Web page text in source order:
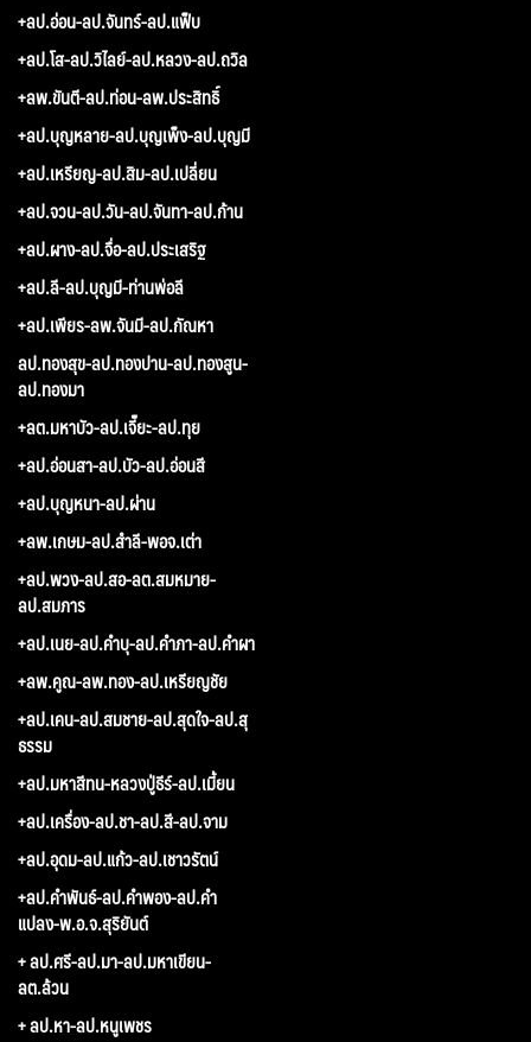
+ลป.อ่อน-ลป.จันทร์-ลป.แฟ็บ
+ลป.โส-ลป.วิไลย์-ลป.หลวง-ลป.ถวิล
+ลพ.ขันตี-ลป.ท่อน-ลพ.ประสิทธิ์
+ลป.บุญหลาย-ลป.บุญเพ็ง-ลป.บุญมี
+ลป.เหรียญ-ลป.สิม-ลป.เปลี่ยน
+ลป.จวน-ลป.วัน-ลป.จันทา-ลป.ก้าน
+ลป.ผาง-ลป.จื่อ-ลป.ประเสริฐ
+ลป.ลี-ลป.บุญมี-ท่านพ่อลี
+ลป.เพียร-ลพ.จันมี-ลป.กัณหา
ลป.ทองสุข-ลป.ทองปาน-ลป.ทองสูน-
ลป.ทองมา
+ลต.มหาบัว-ลป.เจี๊ยะ-ลป.ทุย
+ลป.อ่อนสา-ลป.บัว-ลป.อ่อนสี
+ลป.บุญหนา-ลป.ผ่าน
+ลพ.เกษม-ลป.สำลี-พอจ.เต่า
+ลป.พวง-ลป.สอ-ลต.สมหมาย-
ลป.สมภาร
+ลป.เนย-ลป.คำบุ-ลป.คำภา-ลป.คำผา
+ลพ.คูณ-ลพ.ทอง-ลป.เหรียญชัย
+ลป.เคน-ลป.สมชาย-ลป.สุดใจ-ลป.สุ
ธรรม
+ลป.มหาสีทน-หลวงปู่ธีร์-ลป.เมี้ยน
+ลป.เครื่อง-ลป.ชา-ลป.สี-ลป.จาม
+ลป.อุดม-ลป.แก้ว-ลป.เชาวรัตน์
+ลป.คำพันธ์-ลป.คำพอง-ลป.คำ
แปลง-พ.อ.จ.สุริยันต์
+ ลป.ศรี-ลป.มา-ลป.มหาเขียน-
ลต.ล้วน
+ ลป.หา-ลป.หนูเพชร